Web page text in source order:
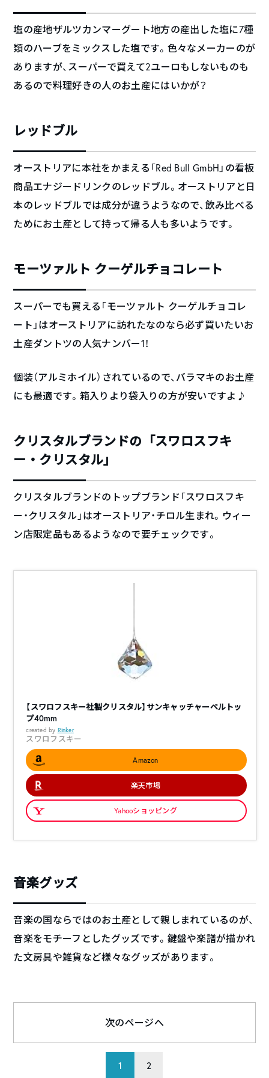
塩の産地ザルツカンマーグート地方の産出した塩に7種
類のハーブをミックスした塩です。色々なメーカーのが
ありますが、スーパーで買えて2ユーロもしないものも
あるので料理好きの人のお土産にはいかが？
レッドブル
オーストリアに本社をかまえる「Red Bull GmbH」の看板
商品エナジードリンクのレッドブル。オーストリアと日
本のレッドブルでは成分が違うようなので、飲み比べる
ためにお土産として持って帰る人も多いようです。
モーツァルト クーゲルチョコレート
スーパーでも買える「モーツァルト クーゲルチョコレ
ート」はオーストリアに訪れたなのなら必ず買いたいお
土産ダントツの人気ナンバー1！
個装（アルミホイル）されているので、バラマキのお土産
にも最適です。箱入りより袋入りの方が安いですよ♪
クリスタルブランドの「スワロスフキ
ー・クリスタル」
クリスタルブランドのトップブランド「スワロスフキ
ー・クリスタル」はオーストリア・チロル生まれ。ウィー
ン店限定品もあるようなので要チェックです。
【スワロフスキー社製クリスタル】サンキャッチャーベルトッ
プ40mm
created by Rinker
スワロフスキー
Amazon
楽天市場
Yahooショッピング
音楽グッズ
音楽の国ならではのお土産として親しまれているのが、
音楽をモチーフとしたグッズです。鍵盤や楽譜が描かれ
た文房具や雑貨など様々なグッズがあります。
1 2
次のページへ